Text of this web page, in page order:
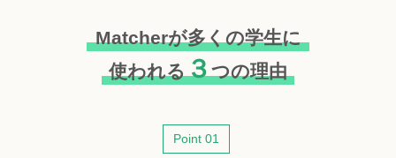
Matcherが多くの学生に
使われる３つの理由
Point 01